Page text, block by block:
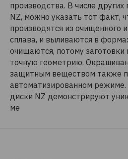
производства. В числе других
NZ, можно указать тот факт,
производятся из очищенного
сплава, и выливаются в
очищаются, потому
точную геометрию.
защитным веществом также
автоматизированном режиме.
диски NZ демонстрируют
ме